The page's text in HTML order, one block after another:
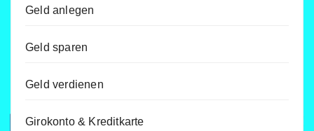
Geld anlegen
Geld sparen
Geld verdienen
Girokonto & Kreditkarte